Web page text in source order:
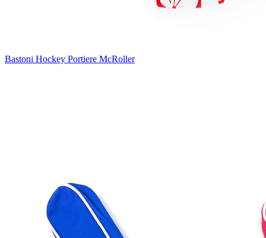
Bastoni Hockey Portiere McRoller